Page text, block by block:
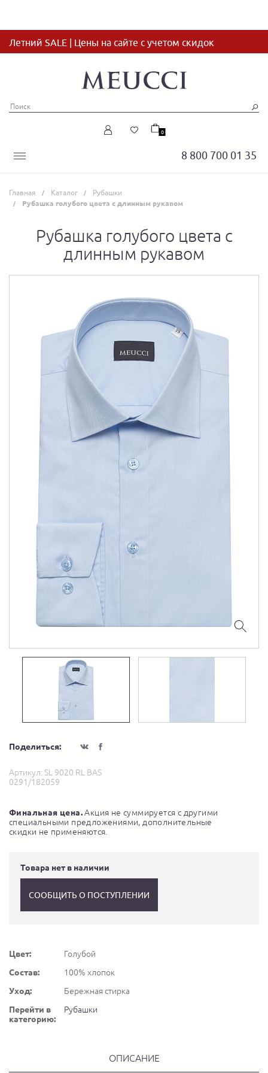
Летний SALE | Цены на сайте с учетом скидок
8 800 700 01 35
0
Главная Каталог Рубашки
Рубашка голубого цвета с длинным рукавом
Рубашка голубого цвета с
длинным рукавом
Поделиться:
Артикул: SL 9020 RL BAS
0291/182059
Финальная цена.Акция не суммируется с другими
специальными предложениями, дополнительные
скидки не применяются.
Товара нет в наличии
СООБЩИТЬ О ПОСТУПЛЕНИИ
Цвет:
Голубой
Состав:
100% хлопок
Уход:
Бережная стирка
Перейти в
категорию:
Рубашки
ОПИСАНИЕ